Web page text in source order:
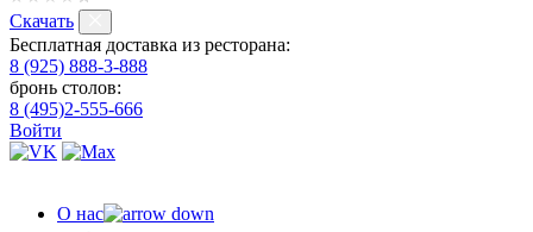
Скачать
Бесплатная доставка из ресторана:
8 (925) 888-3-888
бронь столов:
8 (495)2-555-666
Войти
О нас